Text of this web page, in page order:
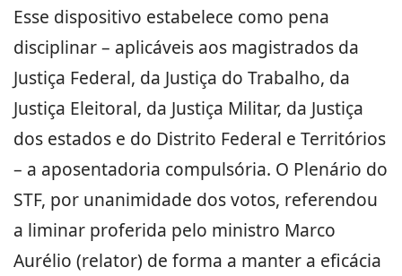
Esse dispositivo estabelece como pena
disciplinar – aplicáveis aos magistrados da
Justiça Federal, da Justiça do Trabalho, da
Justiça Eleitoral, da Justiça Militar, da Justiça
dos estados e do Distrito Federal e Territórios
– a aposentadoria compulsória. O Plenário do
STF, por unanimidade dos votos, referendou
a liminar proferida pelo ministro Marco
Aurélio (relator) de forma a manter a eficácia